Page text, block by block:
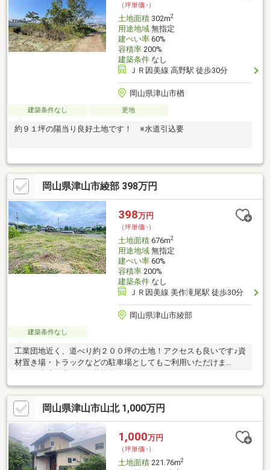
（坪単価:-）
土地面積302m2
用途地域無指定
建ぺい率60%
容積率200%
建築条件なし
ＪＲ因美線 高野駅 徒歩30分
岡山県津山市楢
建築条件なし 更地
約９１坪の陽当り良好土地です！ ※水道引込要
岡山県津山市綾部 398万円
398万円
（坪単価:-）
土地面積676m2
用途地域無指定
建ぺい率60%
容積率200%
建築条件なし
ＪＲ因美線 美作滝尾駅 徒歩30分
岡山県津山市綾部
建築条件なし
工業団地近く、道べり約２００坪の土地！アクセスも良いです♪資
材置き場・トラックなどの駐車場としてもご利用いただけま
岡山県津山市山北 1,000万円
1,000万円
（坪単価:-）
土地面積221.76m2